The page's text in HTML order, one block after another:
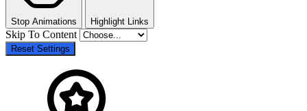
Stop Animations Highlight Links
Skip To Content
Reset Settings